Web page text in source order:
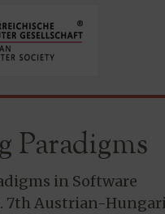
Paradigms
in Software
7th Austrian-